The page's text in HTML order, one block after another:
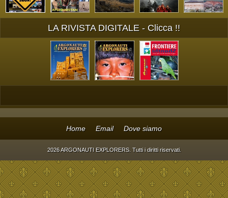
LA RIVISTA DIGITALE - Clicca !!
Home Email Dove siamo
2026 ARGONAUTI EXPLORERS. Tutti i diritti riservati.